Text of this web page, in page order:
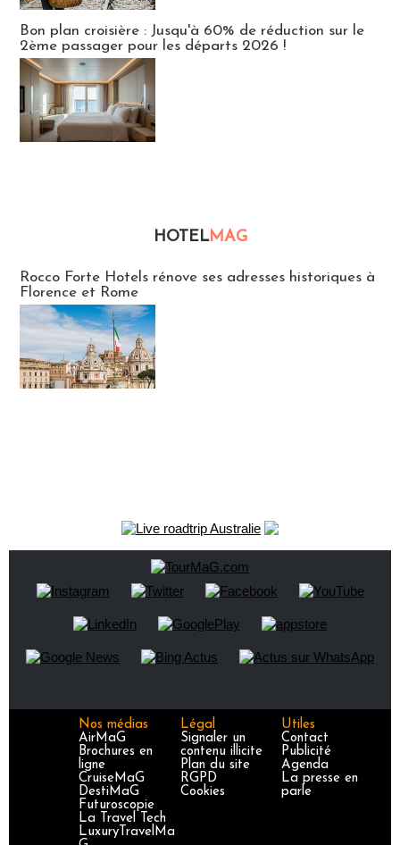
Bon plan croisière : Jusqu'à 60% de réduction sur le
2ème passager pour les départs 2026 !
HOTELMAG
Rocco Forte Hotels rénove ses adresses historiques à
Florence et Rome
Nos médias
AirMaG
Brochures en
ligne
CruiseMaG
DestiMaG
Futuroscopie
La Travel Tech
LuxuryTravelMa
Légal
Signaler un
contenu illicite
Plan du site
RGPD
Cookies
Utiles
Contact
Publicité
Agenda
La presse en
parle